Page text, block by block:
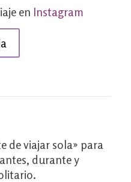
en Instagram
de viajar sola» para
durante y